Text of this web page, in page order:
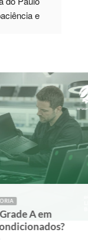
e
que
No
recorrer.
03
Jul